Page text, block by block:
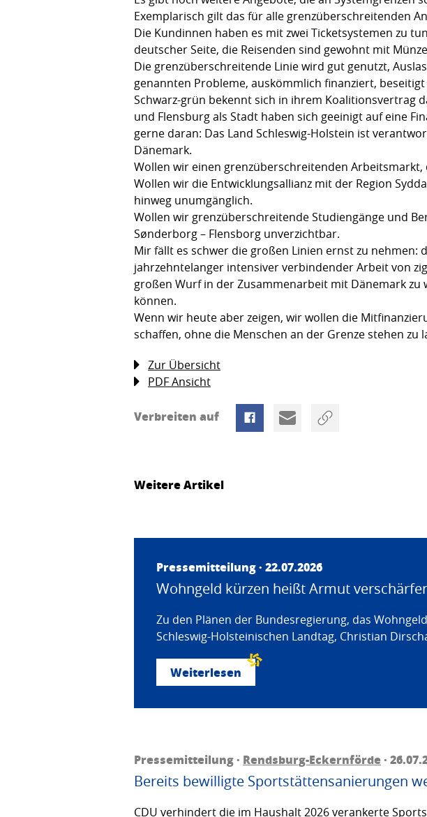
Exemplarisch gilt das für alle grenzüberschreitenden
Die Kundinnen haben es mit zwei Ticketsystemen zu
deutscher Seite, die Reisenden sind gewohnt mit
Die grenzüberschreitende Linie wird gut genutzt,
genannten Probleme, auskömmlich finanziert,
Schwarz-grün bekennt sich in ihrem Koalitionsvertrag
und Flensburg als Stadt haben sich geeinigt auf eine
gerne daran: Das Land Schleswig-Holstein ist
Dänemark.
Wollen wir einen grenzüberschreitenden
Wollen wir die Entwicklungsallianz mit der Region
hinweg unumgänglich.
Wollen wir grenzüberschreitende Studiengänge und
Sønderborg – Flensborg unverzichtbar.
Mir fällt es schwer die großen Linien ernst zu
jahrzehntelanger intensiver verbindender Arbeit von
großen Wurf in der Zusammenarbeit mit Dänemark
können.
Wenn wir heute aber zeigen, wir wollen die
schaffen, ohne die Menschen an der Grenze stehen zu
Zur Übersicht
PDF Ansicht
Verbreiten auf
Weitere Artikel
Pressemitteilung · 22.07.2026
Wohngeld kürzen heißt Armut
Zu den Plänen der Bundesregierung, das
Schleswig-Holsteinischen Landtag, Christian
Weiterlesen
Pressemitteilung · Rendsburg-Eckernförde·
Bereits bewilligte Sportstättensanierungen
CDU verhindert die im Haushalt 2026 verankerte